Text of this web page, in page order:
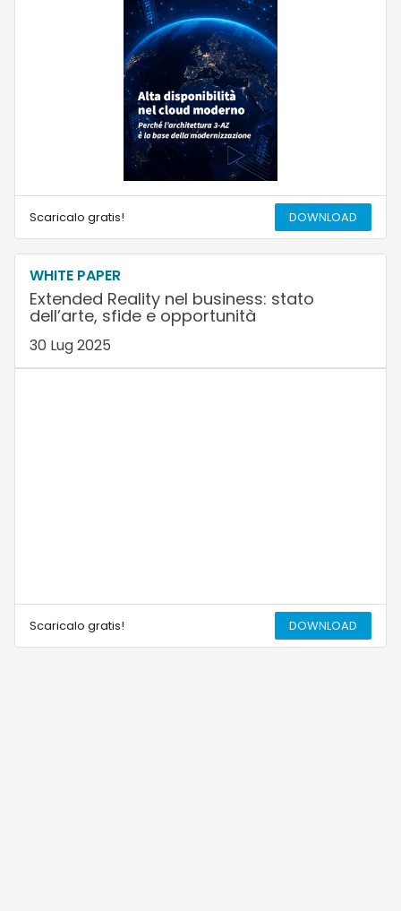
Scaricalo gratis! DOWNLOAD
WHITE PAPER
Extended Reality nel business: stato
dell’arte, sfide e opportunità
30 Lug 2025
Scaricalo gratis! DOWNLOAD